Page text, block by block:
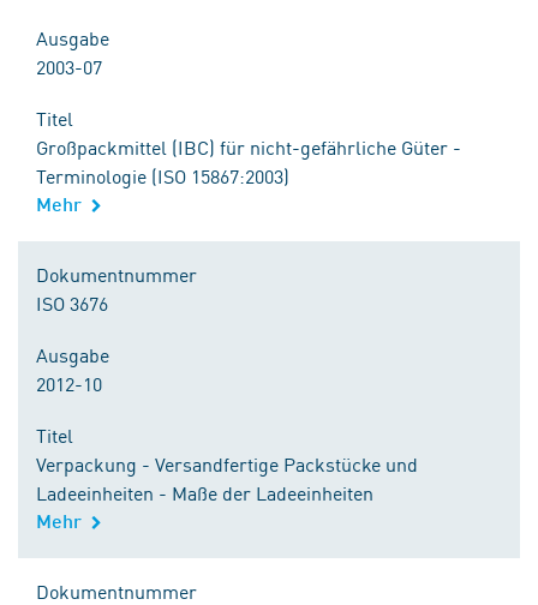
Ausgabe
2003-07
Titel
Großpackmittel (IBC) für nicht-gefährliche Güter -
Terminologie (ISO 15867:2003)
Mehr
Dokumentnummer
ISO 3676
Ausgabe
2012-10
Titel
Verpackung - Versandfertige Packstücke und
Ladeeinheiten - Maße der Ladeeinheiten
Mehr
Dokumentnummer